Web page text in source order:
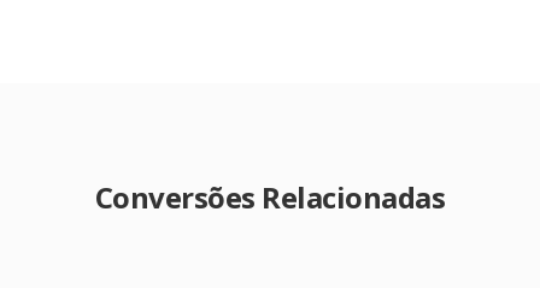
Conversões Relacionadas